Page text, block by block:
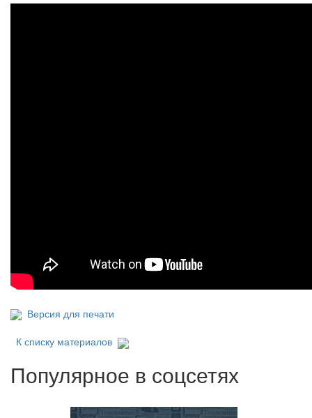
Версия для печати
К списку материалов
Популярное в соцсетях